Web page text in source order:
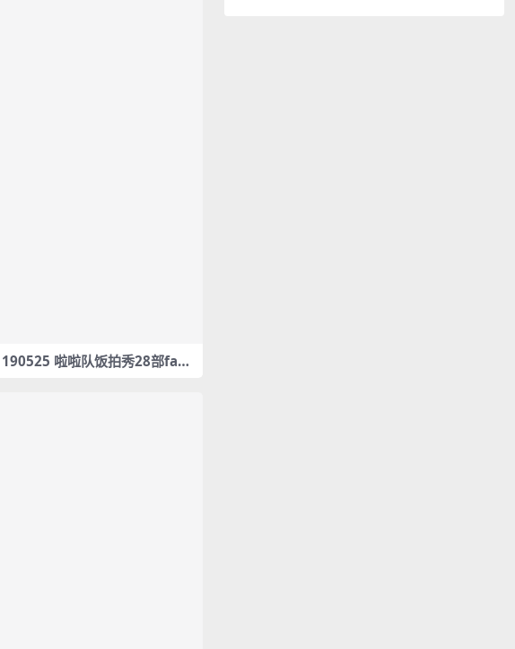
190525 啦啦队饭拍秀28部fanc